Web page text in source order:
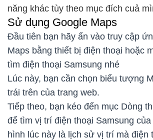
năng khác tùy theo mục đích cuả
Sử dụng Google Maps
Đầu tiên bạn hãy ấn vào truy cập
Maps bằng thiết bị điện thoại hoặc
tìm điện thoại Samsung nhé
Lúc này, bạn cần chọn biểu tượng
trái trên của trang web.
Tiếp theo, bạn kéo đến mục Dòng
để tìm vị trí điện thoại Samsung
hình lúc này là lịch sử vị trí mà điện